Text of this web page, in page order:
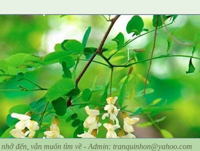
đến, vẫn muốn tìm về - Admin: tranquinhon@yahoo.com